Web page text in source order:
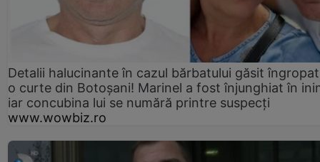
Detalii halucinante în cazul bărbatului găsit
o curte din Botoșani! Marinel a fost înjunghiat în
iar concubina lui se numără printre suspecți
www.wowbiz.ro